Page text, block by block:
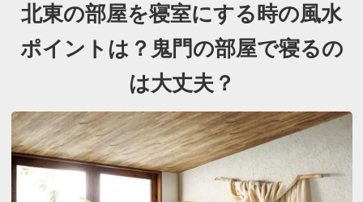
北東の部屋を寝室にする時の風水
ポイントは？ 鬼門の部屋で寝るの
は大丈夫？